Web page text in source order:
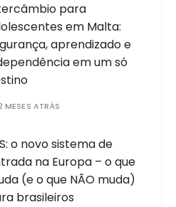
para
em Malta:
aprendizado e
em um só
MESES ATRÁS
o novo sistema de
na Europa – o que
(e o que NÃO muda)
brasileiros